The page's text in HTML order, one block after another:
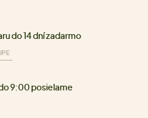
do 14 dní zadarmo
9:00 posielame